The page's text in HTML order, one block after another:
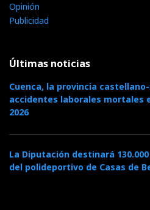
Opinión
Publicidad
Últimas noticias
Cuenca, la provincia
accidentes laborales mortales
2026
La Diputación destinará
del polideportivo de Casas de